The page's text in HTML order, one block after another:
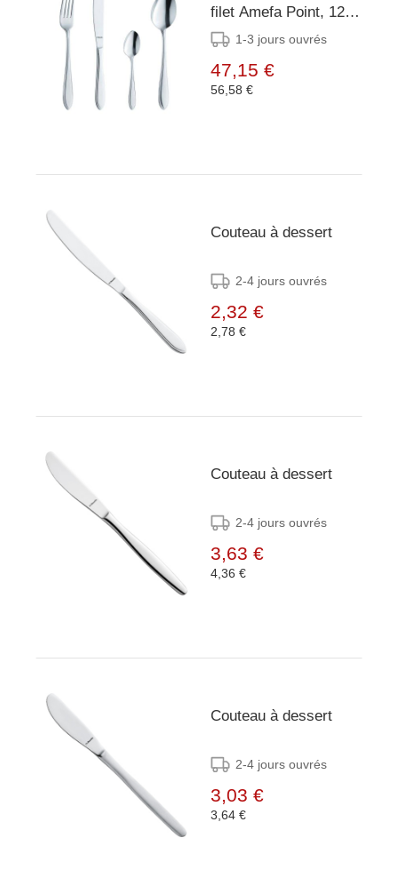
filet Amefa Point, 12
pièces1-3 jours ouvrés
47,15 €
56,58 €
Couteau à dessert
2-4 jours ouvrés
2,32 €
2,78 €
Couteau à dessert
2-4 jours ouvrés
3,63 €
4,36 €
Couteau à dessert
2-4 jours ouvrés
3,03 €
3,64 €